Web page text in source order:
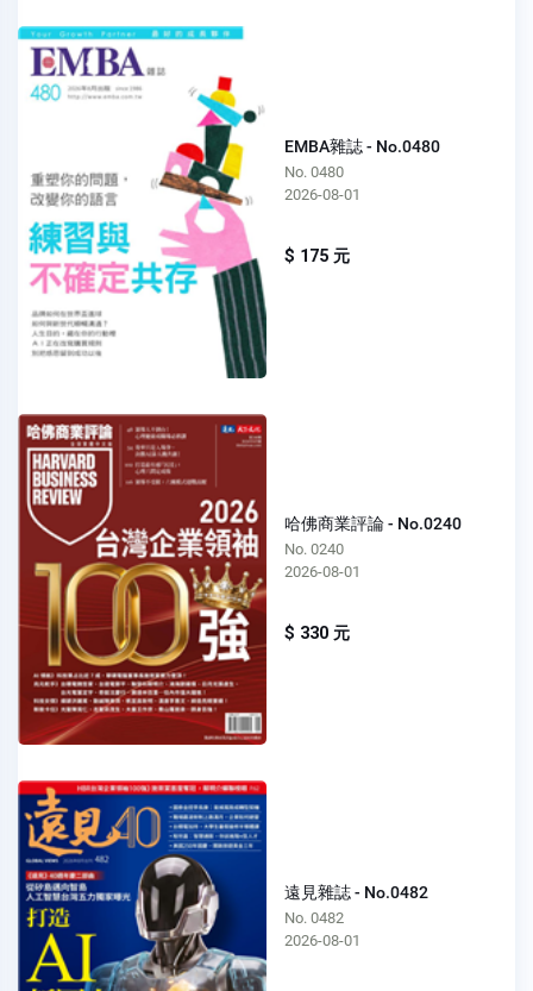
EMBA雜誌 - No.0480
No. 0480
2026-08-01
$ 175 元
哈佛商業評論 - No.0240
No. 0240
2026-08-01
$ 330 元
遠見雜誌 - No.0482
No. 0482
2026-08-01